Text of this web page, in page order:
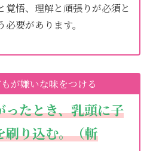
覚悟、理解と頑張りが必須と
要があります。
が嫌いな味をつける
たとき、乳頭に子
刷り込む。（斬